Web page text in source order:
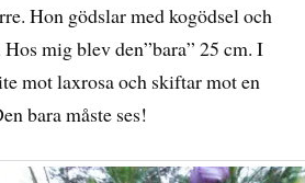
Hon gödslar med kogödsel och
mig blev den”bara” 25 cm. I
mot laxrosa och skiftar mot en
bara måste ses!